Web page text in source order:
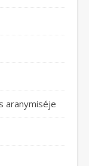
aranymiséje